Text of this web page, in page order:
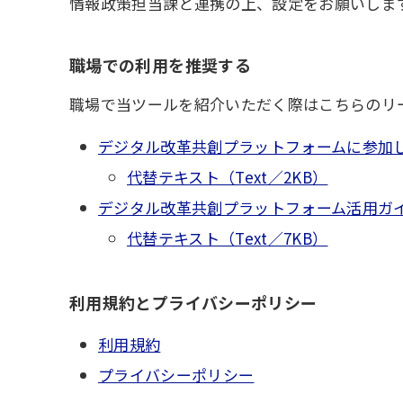
職場での利用を推奨する
職場で当ツールを紹介いただく際はこちらの
デジタル改革共創プラットフォームに参
代替テキスト（Text／2KB）
デジタル改革共創プラットフォーム活用
代替テキスト（Text／7KB）
利用規約とプライバシーポリシー
利用規約
プライバシーポリシー